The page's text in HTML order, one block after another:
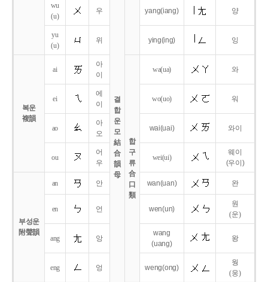
결
합
운
모
結
合
韻
母
wu
(u)
우 yang(iang) 양
yu
(u)
위 ying(ing) 잉
복운
複韻
ai
아
이
합
구
류
合
口
類
wa(ua) 와
ei
에
이
wo(uo) 워
ao
아
오
wai(uai) 와이
ou
어
우
wei(ui)
웨이
(우이)
부성운
附聲韻
an 안 wan(uan) 완
en 언 wen(un)
원
(운)
ang 앙
wang
(uang)
왕
eng 엉 weng(ong)
웡
(웅)